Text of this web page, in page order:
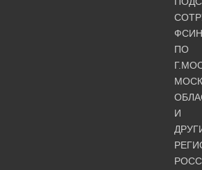
ФСИН
ПО
И